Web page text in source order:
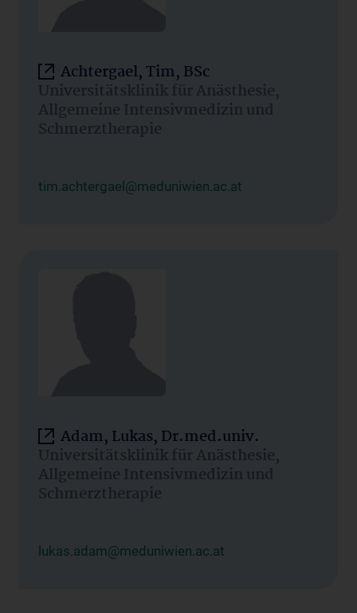
Achtergael, Tim, BSc
Universitätsklinik für Anästhesie,
Allgemeine Intensivmedizin und
Schmerztherapie
tim.achtergael@meduniwien.ac.at
Adam, Lukas, Dr.med.univ.
Universitätsklinik für Anästhesie,
Allgemeine Intensivmedizin und
Schmerztherapie
lukas.adam@meduniwien.ac.at